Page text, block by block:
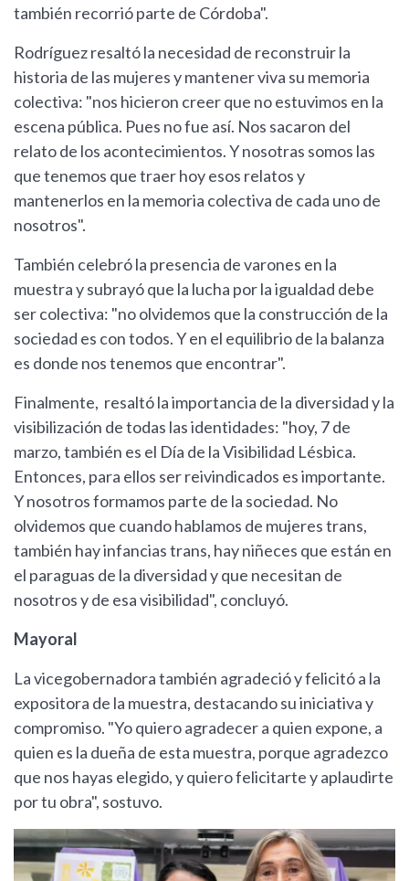
también recorrió parte de Córdoba".
Rodríguez resaltó la necesidad de reconstruir la
historia de las mujeres y mantener viva su memoria
colectiva: "nos hicieron creer que no estuvimos en la
escena pública. Pues no fue así. Nos sacaron del
relato de los acontecimientos. Y nosotras somos las
que tenemos que traer hoy esos relatos y
mantenerlos en la memoria colectiva de cada uno de
nosotros".
También celebró la presencia de varones en la
muestra y subrayó que la lucha por la igualdad debe
ser colectiva: "no olvidemos que la construcción de la
sociedad es con todos. Y en el equilibrio de la balanza
es donde nos tenemos que encontrar".
Finalmente, resaltó la importancia de la diversidad y la
visibilización de todas las identidades: "hoy, 7 de
marzo, también es el Día de la Visibilidad Lésbica.
Entonces, para ellos ser reivindicados es importante.
Y nosotros formamos parte de la sociedad. No
olvidemos que cuando hablamos de mujeres trans,
también hay infancias trans, hay niñeces que están en
el paraguas de la diversidad y que necesitan de
nosotros y de esa visibilidad", concluyó.
Mayoral
La vicegobernadora también agradeció y felicitó a la
expositora de la muestra, destacando su iniciativa y
compromiso. "Yo quiero agradecer a quien expone, a
quien es la dueña de esta muestra, porque agradezco
que nos hayas elegido, y quiero felicitarte y aplaudirte
por tu obra", sostuvo.